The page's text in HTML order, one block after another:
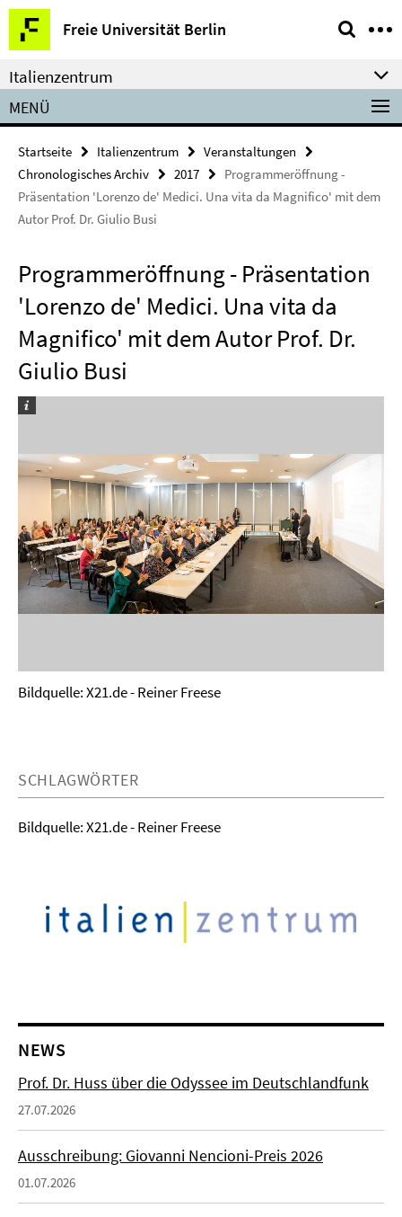
Springe
direkt
zu
Inhalt
Freie Universität Berlin
Service-
Navigation
Italienzentrum
MENÜ
Startseite Italienzentrum
Veranstaltungen
Chronologisches Archiv
2017
Programmeröffnung -
Präsentation 'Lorenzo de' Medici. Una vita da Magnifico' mit dem
Autor Prof. Dr. Giulio Busi
Programmeröffnung - Präsentation
'Lorenzo de' Medici. Una vita da
Magnifico' mit dem Autor Prof. Dr.
Giulio Busi
Bildquelle: X21.de - Reiner Freese
SCHLAGWÖRTER
Bildquelle: X21.de - Reiner Freese
NEWS
Prof. Dr. Huss über die Odyssee im Deutschlandfunk
27.07.2026
Ausschreibung: Giovanni Nencioni-Preis 2026
01.07.2026